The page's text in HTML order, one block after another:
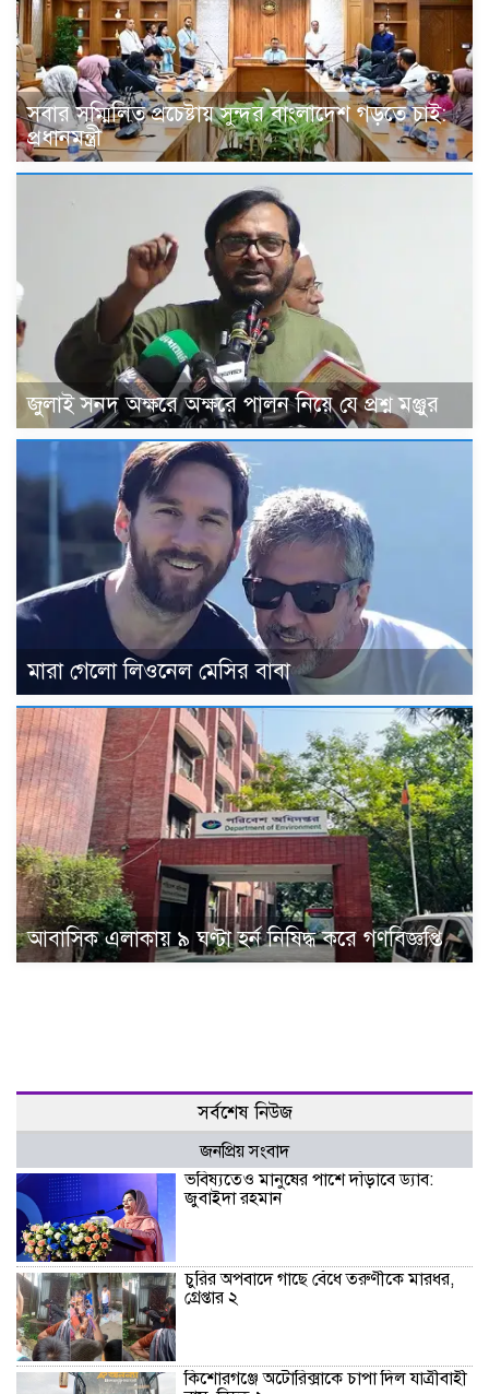
সবার সম্মিলিত প্রচেষ্টায় সুন্দর বাংলাদেশ গড়তে চাই:
প্রধানমন্ত্রী
জুলাই সনদ অক্ষরে অক্ষরে পালন নিয়ে যে প্রশ্ন মঞ্জুর
মারা গেলো লিওনেল মেসির বাবা
আবাসিক এলাকায় ৯ ঘণ্টা হর্ন নিষিদ্ধ করে গণবিজ্ঞপ্তি
সর্বশেষ নিউজ
জনপ্রিয় সংবাদ
ভবিষ্যতেও মানুষের পাশে দাঁড়াবে ড্যাব:
জুবাইদা রহমান
চুরির অপবাদে গাছে বেঁধে তরুণীকে মারধর,
গ্রেপ্তার ২
কিশোরগঞ্জে অটোরিক্সাকে চাপা দিল যাত্রীবাহী